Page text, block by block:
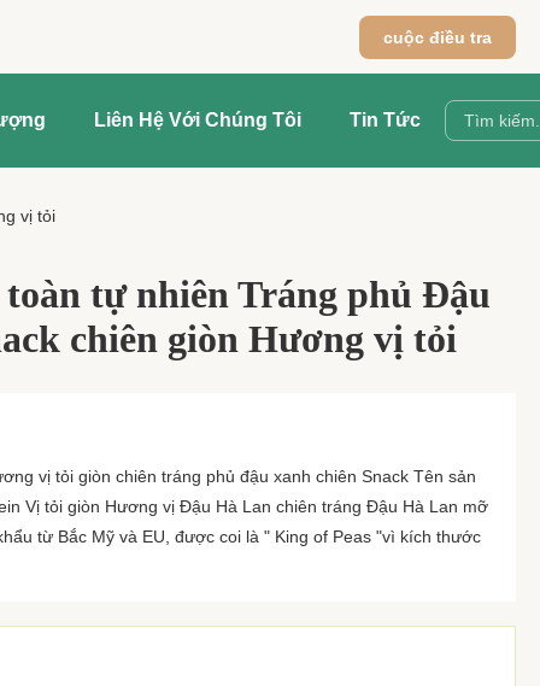
cuộc điều tra
Liên Hệ Với Chúng Tôi Tin Tức
vị tỏi
tự nhiên Tráng phủ Đậu
chiên giòn Hương vị tỏi
vị tỏi giòn chiên tráng phủ đậu xanh chiên Snack Tên sản
Vị tỏi giòn Hương vị Đậu Hà Lan chiên tráng Đậu Hà Lan mỡ
từ Bắc Mỹ và EU, được coi là " King of Peas "vì kích thước